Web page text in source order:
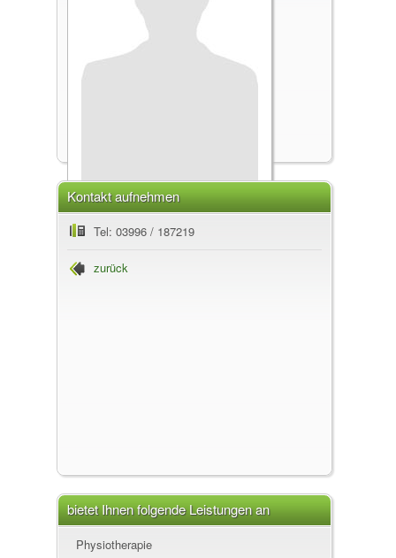
Steffen Piontek
Kontakt aufnehmen
Tel: 03996 / 187219
zurück
bietet Ihnen folgende Leistungen an
Physiotherapie